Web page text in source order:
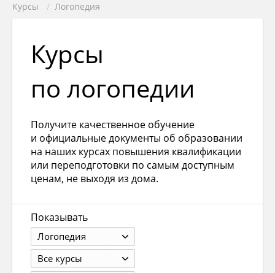
Курсы / Логопедия
Курсы
по логопедии
Получите качественное обучение
и официальные документы об образовании
на наших курсах повышения квалификации
или переподготовки по самым доступным
ценам, не выходя из дома.
Показывать
Логопедия
Все курсы